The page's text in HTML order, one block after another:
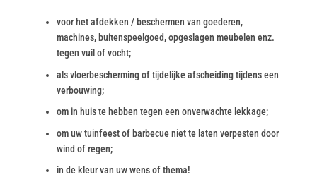
voor het afdekken / beschermen van goederen,
machines, buitenspeelgoed, opgeslagen meubelen enz.
tegen vuil of vocht;
als vloerbescherming of tijdelijke afscheiding tijdens een
verbouwing;
om in huis te hebben tegen een onverwachte lekkage;
om uw tuinfeest of barbecue niet te laten verpesten door
wind of regen;
in de kleur van uw wens of thema!